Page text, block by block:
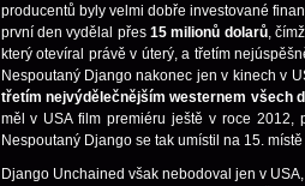
producentů byly velmi dobře investované
první den vydělal přes 15 milionů dolarů,
který otevíral právě v úterý, a třetím
Nespoutaný Django nakonec jen v kinech v
třetím nejvýdělečnějším westernem všech
měl v USA film premiéru ještě v roce 2012,
Nespoutaný Django se tak umístil na 15.
Django Unchained však nebodoval jen v